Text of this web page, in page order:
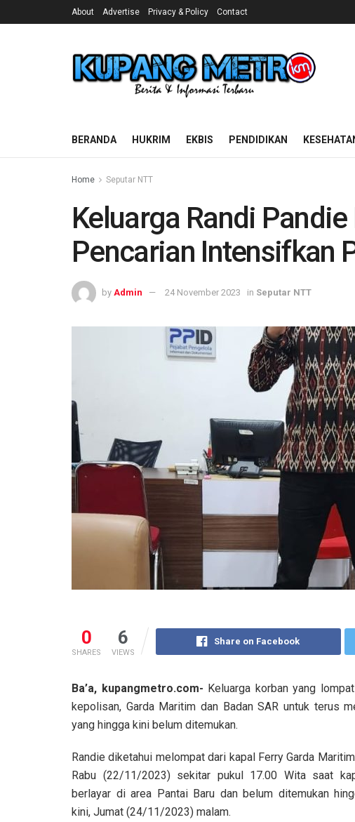
About Advertise Privacy & Policy Contact
BERANDA HUKRIM EKBIS PENDIDIKAN
Home Seputar NTT
Keluarga Randi
Pencarian Intensifkan
by Admin 24 November 2023 in Seputar NTT
0
SHARES
6
VIEWS
Share on Facebook
Ba’a, kupangmetro.com- Keluarga korban yang
kepolisan, Garda Maritim dan Badan SAR untuk terus
yang hingga kini belum ditemukan.
Randie diketahui melompat dari kapal Ferry Garda
Rabu (22/11/2023) sekitar pukul 17.00 Wita saat
berlayar di area Pantai Baru dan belum ditemukan
kini, Jumat (24/11/2023) malam.